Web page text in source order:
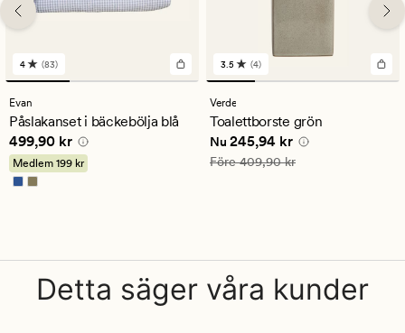
83
omdömen
med
ett
genomsnittligt
betyg
på
4
4 (83)
Evan
Påslakanset i bäckebölja blå
Pris 499,90 kr
499,90 kr
Medlem 199 kr
4
omdömen
med
ett
genomsnittligt
betyg
på
3.5
3.5 (4)
Verde
Toalettborste grön
Nuvarande pris
Nu 245,94 kr
Ordinarie pris 409,90 kr
Före409,90 kr
Detta säger våra kunder